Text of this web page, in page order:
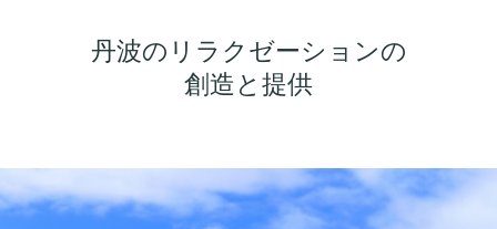
丹波のリラクゼーションの
創造と提供